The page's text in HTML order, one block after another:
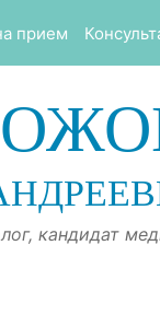
прием
кандидат